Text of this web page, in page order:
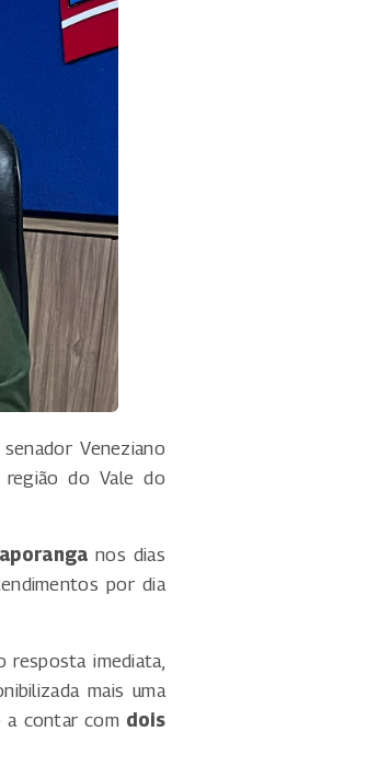
Veneziano
do Vale do
nos dias
por dia
imediata,
mais uma
a contar com dois